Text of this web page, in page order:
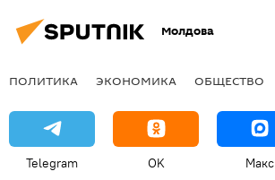
Молдова
ПОЛИТИКА ЭКОНОМИКА ОБЩЕСТВО
Telegram OK Макс